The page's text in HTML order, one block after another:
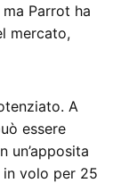
Parrot ha
mercato,
A
essere
un’apposita
volo per 25